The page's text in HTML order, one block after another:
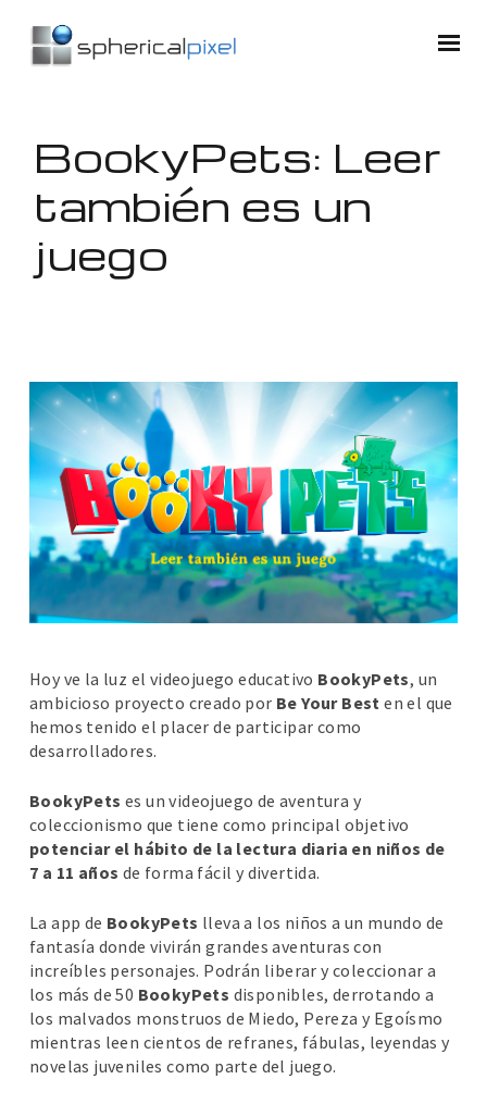
BookyPets: Leer
también es un
juego
Hoy ve la luz el videojuego educativo BookyPets, un
ambicioso proyecto creado por Be Your Best en el que
hemos tenido el placer de participar como
desarrolladores.
BookyPets es un videojuego de aventura y
coleccionismo que tiene como principal objetivo
potenciar el hábito de la lectura diaria en niños de
7 a 11 años de forma fácil y divertida.
La app de BookyPets lleva a los niños a un mundo de
fantasía donde vivirán grandes aventuras con
increíbles personajes. Podrán liberar y coleccionar a
los más de 50 BookyPets disponibles, derrotando a
los malvados monstruos de Miedo, Pereza y Egoísmo
mientras leen cientos de refranes, fábulas, leyendas y
novelas juveniles como parte del juego.